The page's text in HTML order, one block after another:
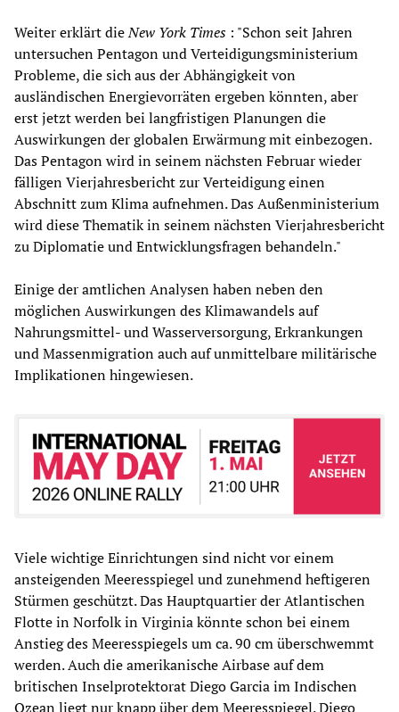
Weiter erklärt dieNew York Times : "Schon seit Jahren
untersuchen Pentagon und Verteidigungsministerium
Probleme, die sich aus der Abhängigkeit von
ausländischen Energievorräten ergeben könnten, aber
erst jetzt werden bei langfristigen Planungen die
Auswirkungen der globalen Erwärmung mit einbezogen.
Das Pentagon wird in seinem nächsten Februar wieder
fälligen Vierjahresbericht zur Verteidigung einen
Abschnitt zum Klima aufnehmen. Das Außenministerium
wird diese Thematik in seinem nächsten Vierjahresbericht
zu Diplomatie und Entwicklungsfragen behandeln."
Einige der amtlichen Analysen haben neben den
möglichen Auswirkungen des Klimawandels auf
Nahrungsmittel- und Wasserversorgung, Erkrankungen
und Massenmigration auch auf unmittelbare militärische
Implikationen hingewiesen.
Viele wichtige Einrichtungen sind nicht vor einem
ansteigenden Meeresspiegel und zunehmend heftigeren
Stürmen geschützt. Das Hauptquartier der Atlantischen
Flotte in Norfolk in Virginia könnte schon bei einem
Anstieg des Meeresspiegels um ca. 90 cm überschwemmt
werden. Auch die amerikanische Airbase auf dem
britischen Inselprotektorat Diego Garcia im Indischen
Ozean liegt nur knapp über dem Meeresspiegel. Diego